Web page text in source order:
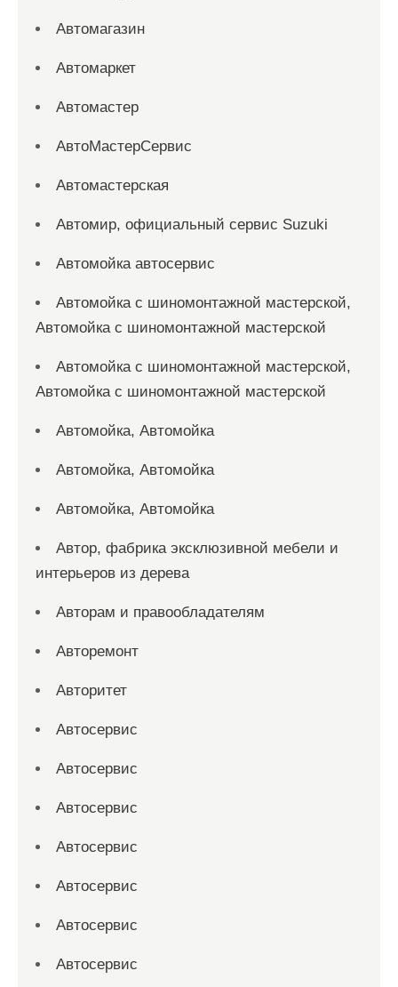
Автомагазин
Автомаркет
Автомастер
АвтоМастерСервис
Автомастерская
Автомир, официальный сервис Suzuki
Автомойка автосервис
Автомойка с шиномонтажной мастерской,
Автомойка с шиномонтажной мастерской
Автомойка с шиномонтажной мастерской,
Автомойка с шиномонтажной мастерской
Автомойка, Автомойка
Автомойка, Автомойка
Автомойка, Автомойка
Автор, фабрика эксклюзивной мебели и
интерьеров из дерева
Авторам и правообладателям
Авторемонт
Авторитет
Автосервис
Автосервис
Автосервис
Автосервис
Автосервис
Автосервис
Автосервис